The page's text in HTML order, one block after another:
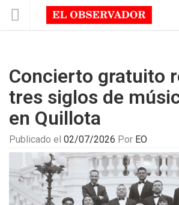
Concierto gratuito
tres siglos de
en Quillota
Publicado el 02/07/2026 Por EO